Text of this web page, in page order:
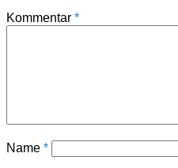
Kommentar *
Name *